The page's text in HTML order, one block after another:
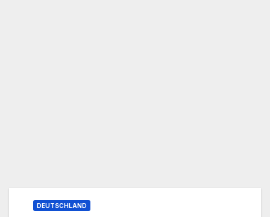
DEUTSCHLAND